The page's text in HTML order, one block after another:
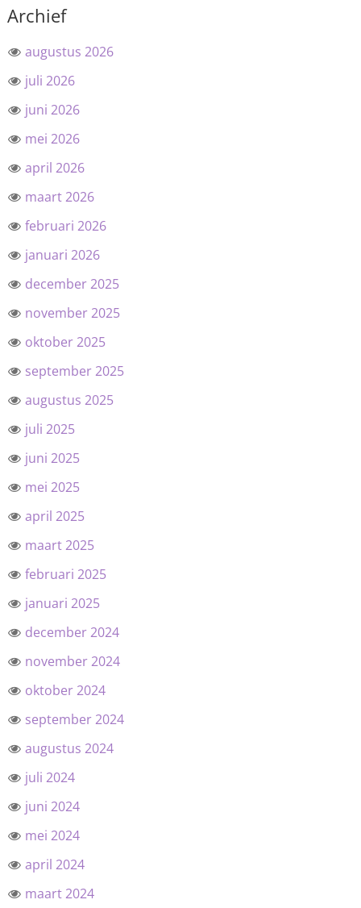
Archief
augustus 2026
juli 2026
juni 2026
mei 2026
april 2026
maart 2026
februari 2026
januari 2026
december 2025
november 2025
oktober 2025
september 2025
augustus 2025
juli 2025
juni 2025
mei 2025
april 2025
maart 2025
februari 2025
januari 2025
december 2024
november 2024
oktober 2024
september 2024
augustus 2024
juli 2024
juni 2024
mei 2024
april 2024
maart 2024